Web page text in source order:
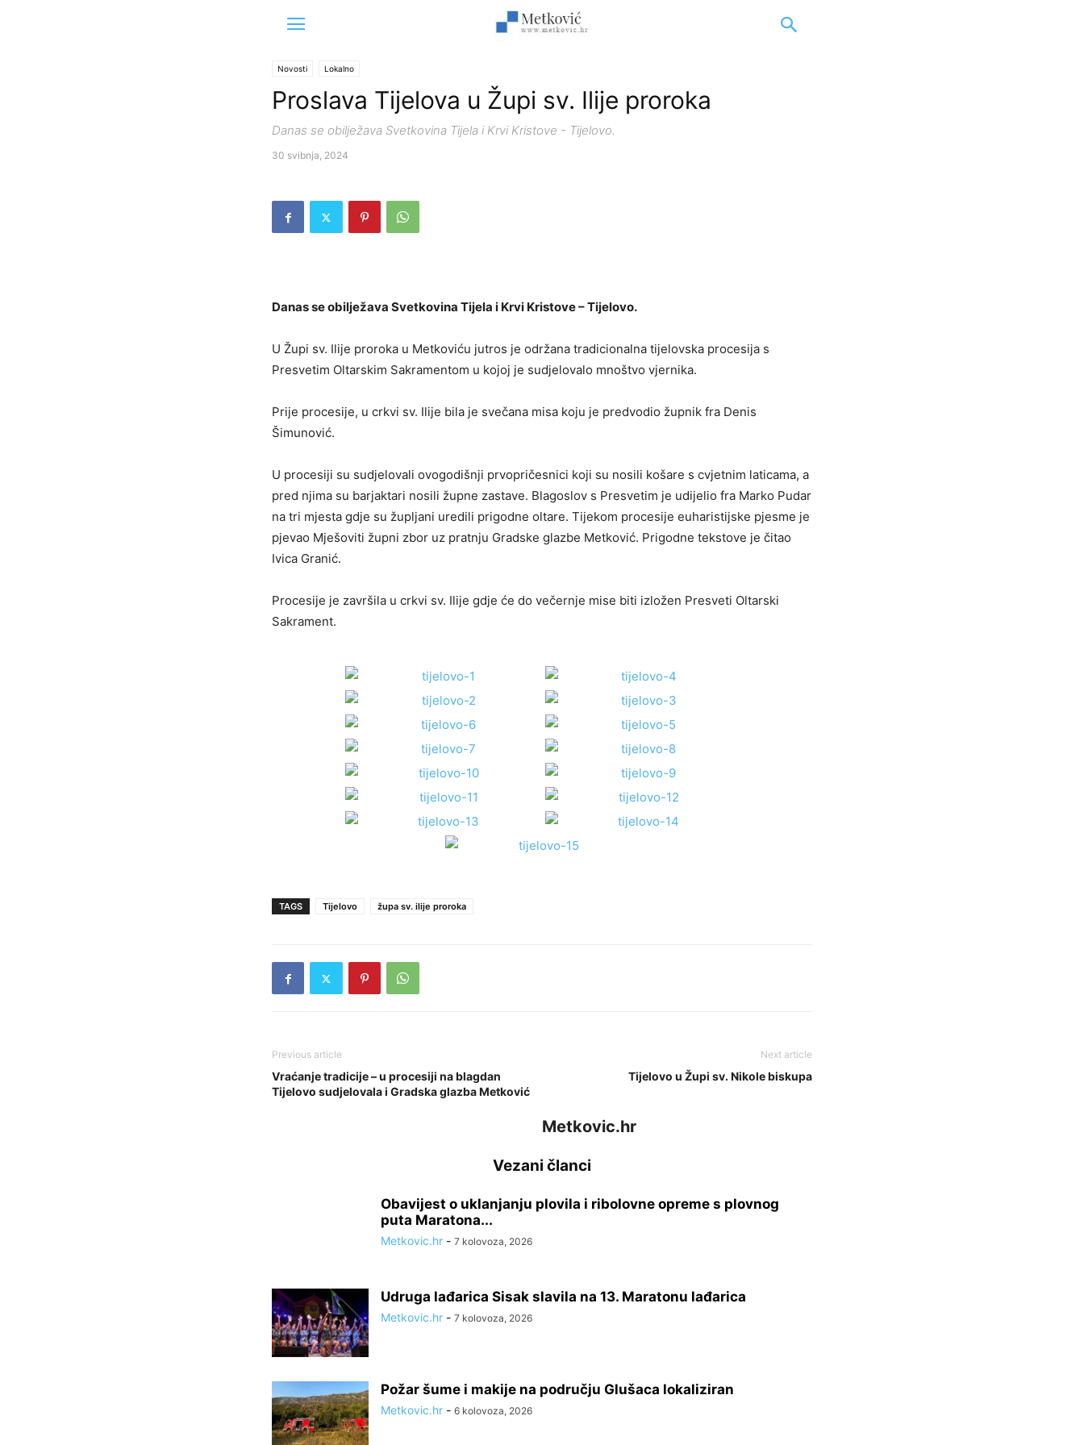
Novosti Lokalno
Proslava Tijelova u Župi sv. Ilije proroka
Danas se obilježava Svetkovina Tijela i Krvi Kristove - Tijelovo.
30 svibnja, 2024
Danas se obilježava Svetkovina Tijela i Krvi Kristove – Tijelovo.
U Župi sv. Ilije proroka u Metkoviću jutros je održana tradicionalna tijelovska procesija s
Presvetim Oltarskim Sakramentom u kojoj je sudjelovalo mnoštvo vjernika.
Prije procesije, u crkvi sv. Ilije bila je svečana misa koju je predvodio župnik fra Denis
Šimunović.
U procesiji su sudjelovali ovogodišnji prvopričesnici koji su nosili košare s cvjetnim laticama, a
pred njima su barjaktari nosili župne zastave. Blagoslov s Presvetim je udijelio fra Marko Pudar
na tri mjesta gdje su župljani uredili prigodne oltare. Tijekom procesije euharistijske pjesme je
pjevao Mješoviti župni zbor uz pratnju Gradske glazbe Metković. Prigodne tekstove je čitao
Ivica Granić.
Procesije je završila u crkvi sv. Ilije gdje će do večernje mise biti izložen Presveti Oltarski
Sakrament.
TAGS Tijelovo župa sv. ilije proroka
Previous article
Vraćanje tradicije – u procesiji na blagdan
Tijelovo sudjelovala i Gradska glazba Metković
Next article
Tijelovo u Župi sv. Nikole biskupa
Metkovic.hr
Vezani članci
Obavijest o uklanjanju plovila i ribolovne opreme s plovnog
puta Maratona...
Metkovic.hr - 7 kolovoza, 2026
Udruga lađarica Sisak slavila na 13. Maratonu lađarica
Metkovic.hr - 7 kolovoza, 2026
Požar šume i makije na području Glušaca lokaliziran
Metkovic.hr - 6 kolovoza, 2026